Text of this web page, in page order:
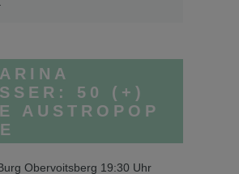
50 (+) J
AUSTROPOP R
Obervoitsberg 19:30 Uhr